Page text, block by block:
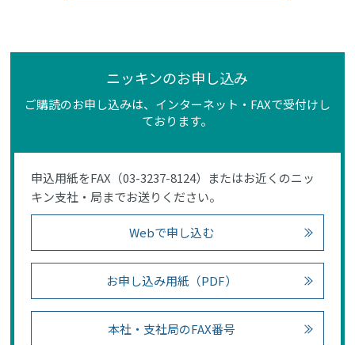
ニッキンのお申し込み
ご購読のお申し込みは、インターネット・FAXで受付けし
ております。
申込用紙をFAX（03-3237-8124）またはお近くのニッ
キン支社・局までお送りください。
Webで申し込む
お申し込み用紙（PDF）
本社・支社局のFAX番号